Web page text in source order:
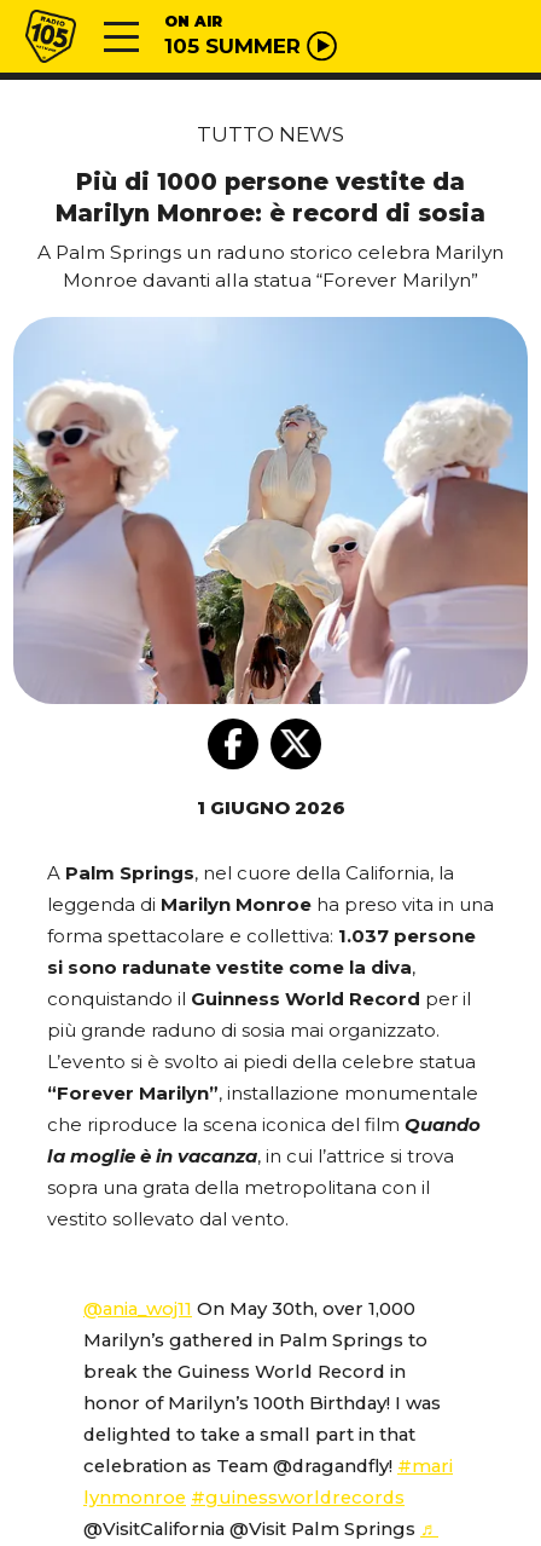
Vai al contenuto
Radio 105 ON AIR
105 SUMMER
TUTTO NEWS
Più di 1000 persone vestite da
Marilyn Monroe: è record di sosia
A Palm Springs un raduno storico celebra Marilyn
Monroe davanti alla statua “Forever Marilyn”
1 GIUGNO 2026
A Palm Springs, nel cuore della California, la
leggenda di Marilyn Monroe ha preso vita in una
forma spettacolare e collettiva: 1.037 persone
si sono radunate vestite come la diva,
conquistando il Guinness World Record per il
più grande raduno di sosia mai organizzato.
L’evento si è svolto ai piedi della celebre statua
“Forever Marilyn”, installazione monumentale
che riproduce la scena iconica del film Quando
la moglie è in vacanza, in cui l’attrice si trova
sopra una grata della metropolitana con il
vestito sollevato dal vento.
@ania_woj11 On May 30th, over 1,000
Marilyn’s gathered in Palm Springs to
break the Guiness World Record in
honor of Marilyn’s 100th Birthday! I was
delighted to take a small part in that
celebration as Team @dragandfly! #mari
lynmonroe #guinessworldrecords
@VisitCalifornia @Visit Palm Springs ♬